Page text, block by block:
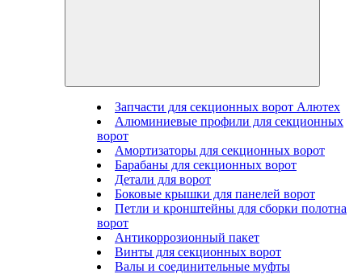
Запчасти для секционных ворот Алютех
Алюминиевые профили для секционных
ворот
Амортизаторы для секционных ворот
Барабаны для секционных ворот
Детали для ворот
Боковые крышки для панелей ворот
Петли и кронштейны для сборки полотна
ворот
Антикоррозионный пакет
Винты для секционных ворот
Валы и соединительные муфты